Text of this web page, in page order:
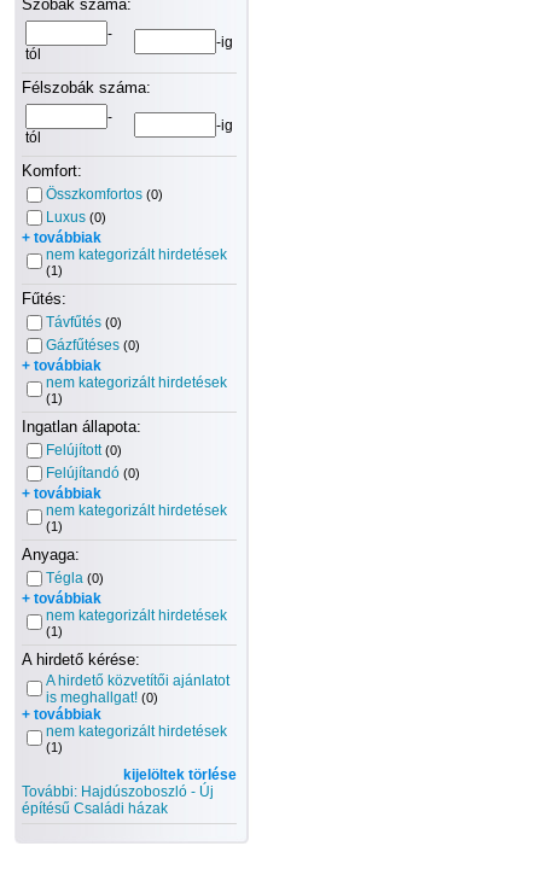
Szobák száma:
-
tól
-ig
Félszobák száma:
-
tól
-ig
Komfort:
Összkomfortos (0)
Luxus (0)
+ továbbiak
nem kategorizált hirdetések
(1)
Fűtés:
Távfűtés (0)
Gázfűtéses (0)
+ továbbiak
nem kategorizált hirdetések
(1)
Ingatlan állapota:
Felújított (0)
Felújítandó (0)
+ továbbiak
nem kategorizált hirdetések
(1)
Anyaga:
Tégla (0)
+ továbbiak
nem kategorizált hirdetések
(1)
A hirdető kérése:
A hirdető közvetítői ajánlatot
is meghallgat! (0)
+ továbbiak
nem kategorizált hirdetések
(1)
kijelöltek törlése
További: Hajdúszoboszló - Új
építésű Családi házak